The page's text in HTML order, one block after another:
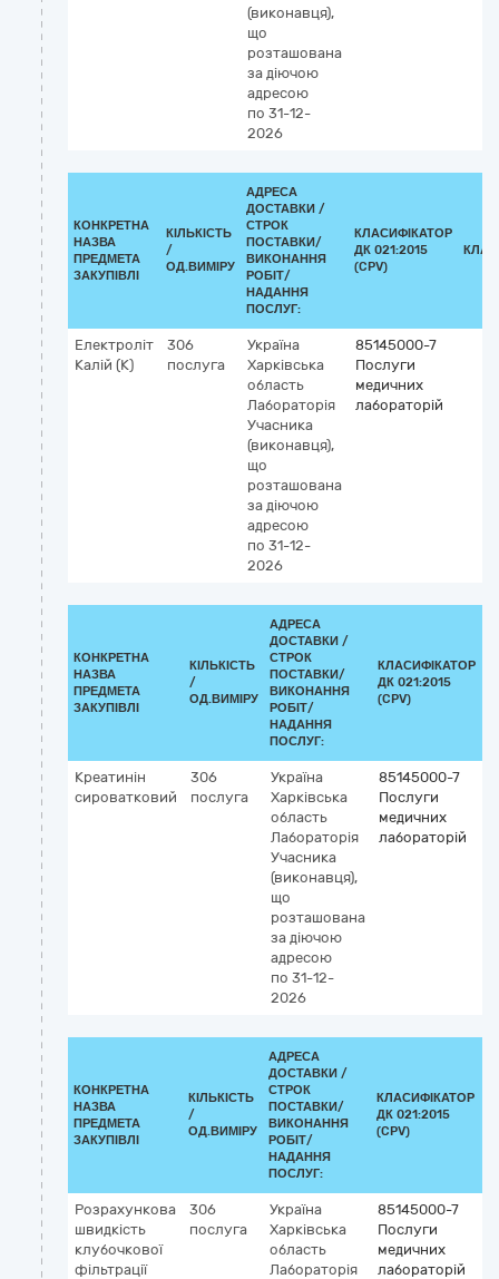
(виконавця),
що
розташована
за діючою
адресою
по 31-12-
2026
КОНКРЕТНА
НАЗВА
ПРЕДМЕТА
ЗАКУПІВЛІ
КІЛЬКІСТЬ
/
ОД.ВИМІРУ
АДРЕСА
ДОСТАВКИ /
СТРОК
ПОСТАВКИ/
ВИКОНАННЯ
РОБІТ/
НАДАННЯ
ПОСЛУГ:
КЛАСИФІКАТОР
ДК 021:2015
(CPV)
Електроліт
Калій (К)
306
послуга
Україна
Харківська
область
Лабораторія
Учасника
(виконавця),
що
розташована
за діючою
адресою
по 31-12-
2026
85145000-7
Послуги
медичних
лабораторій
КОНКРЕТНА
НАЗВА
ПРЕДМЕТА
ЗАКУПІВЛІ
КІЛЬКІСТЬ
/
ОД.ВИМІРУ
АДРЕСА
ДОСТАВКИ /
СТРОК
ПОСТАВКИ/
ВИКОНАННЯ
РОБІТ/
НАДАННЯ
ПОСЛУГ:
КЛАСИФІКАТОР
ДК 021:2015
(CPV)
Креатинін
сироватковий
306
послуга
Україна
Харківська
область
Лабораторія
Учасника
(виконавця),
що
розташована
за діючою
адресою
по 31-12-
2026
85145000-7
Послуги
медичних
лабораторій
КОНКРЕТНА
НАЗВА
ПРЕДМЕТА
ЗАКУПІВЛІ
КІЛЬКІСТЬ
/
ОД.ВИМІРУ
АДРЕСА
ДОСТАВКИ /
СТРОК
ПОСТАВКИ/
ВИКОНАННЯ
РОБІТ/
НАДАННЯ
ПОСЛУГ:
КЛАСИФІКАТОР
ДК 021:2015
(CPV)
Розрахункова
швидкість
клубочкової
фільтрації
306
послуга
Україна
Харківська
область
Лабораторія
85145000-7
Послуги
медичних
лабораторій